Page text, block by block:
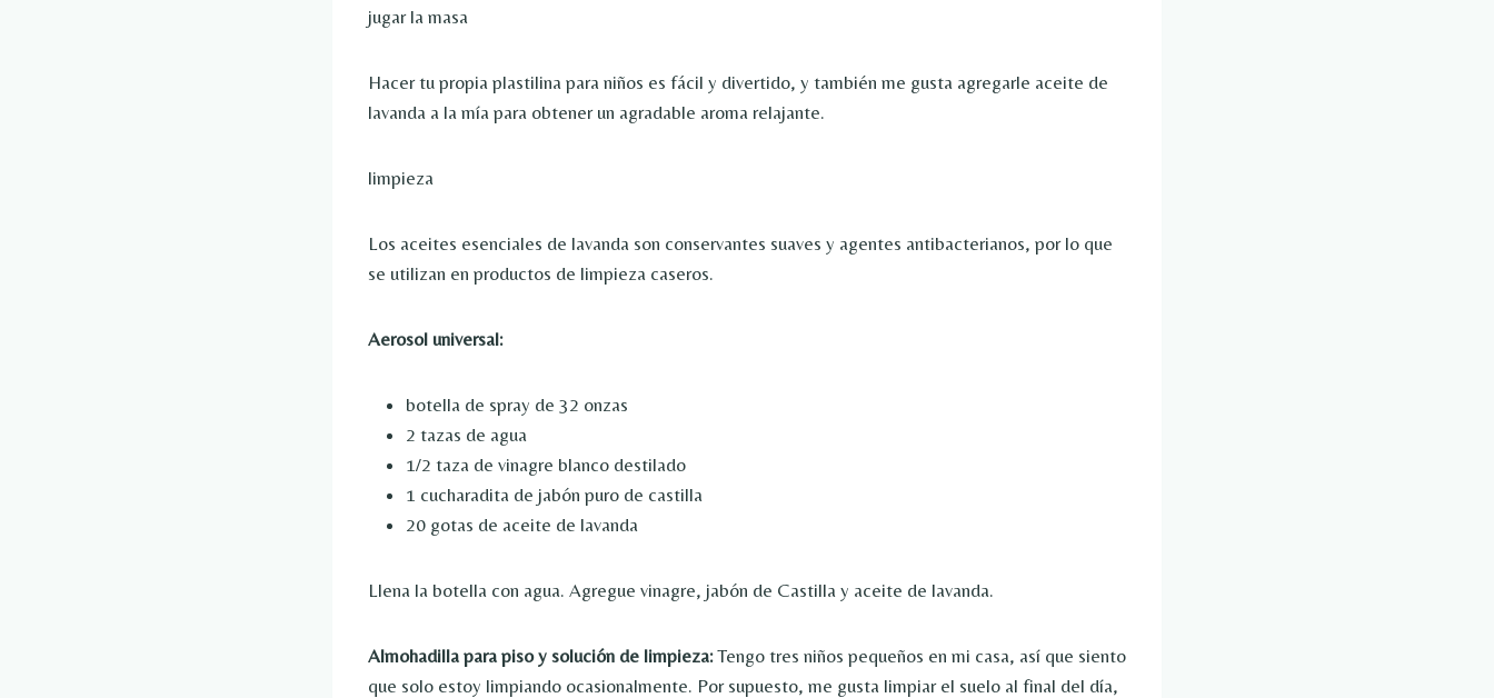
jugar la masa
Hacer tu propia plastilina para niños es fácil y divertido, y también me gusta agregarle aceite de
lavanda a la mía para obtener un agradable aroma relajante.
limpieza
Los aceites esenciales de lavanda son conservantes suaves y agentes antibacterianos, por lo que
se utilizan en productos de limpieza caseros.
Aerosol universal:
botella de spray de 32 onzas
2 tazas de agua
1/2 taza de vinagre blanco destilado
1 cucharadita de jabón puro de castilla
20 gotas de aceite de lavanda
Llena la botella con agua. Agregue vinagre, jabón de Castilla y aceite de lavanda.
Almohadilla para piso y solución de limpieza:Tengo tres niños pequeños en mi casa, así que siento
que solo estoy limpiando ocasionalmente. Por supuesto, me gusta limpiar el suelo al final del día,